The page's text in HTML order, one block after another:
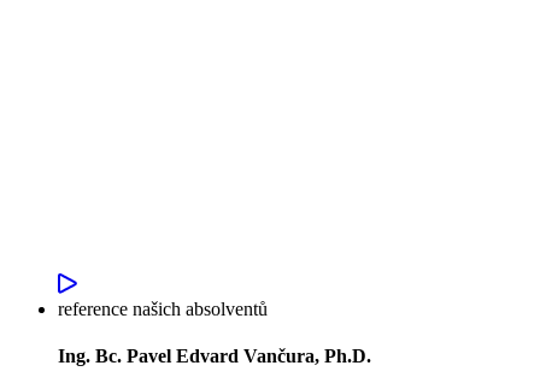
reference našich absolventů
Ing. Bc. Pavel Edvard Vančura, Ph.D.